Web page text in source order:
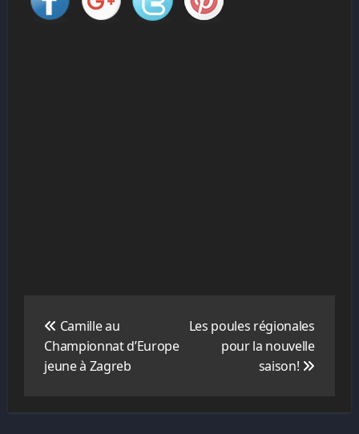
l’article
Camille au
Championnat d’Europe
jeune à Zagreb
Les poules régionales
pour la nouvelle
saison!